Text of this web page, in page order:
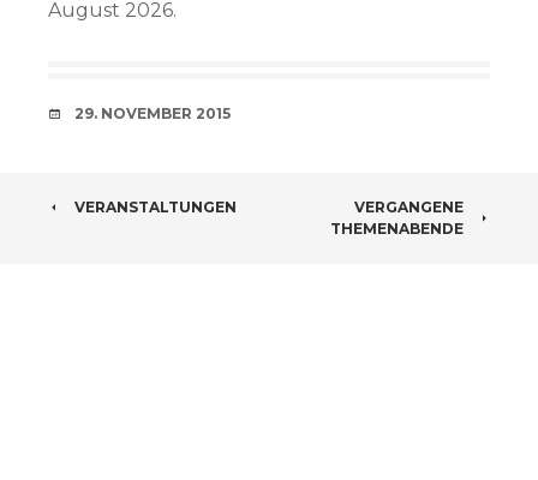
August 2026.
VERABREDUNG
29. NOVEMBER 2015
BEITRAGSNAVIGATION
VERANSTALTUNGEN
VERGANGENE
THEMENABENDE